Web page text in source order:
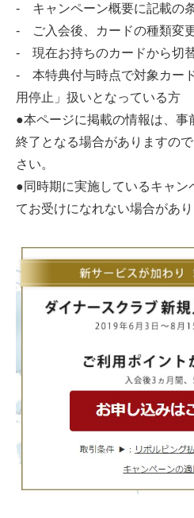
- キャンペーン概要に記載の
- ご入会後、カードの種類変
- 現在お持ちのカードから切
- 本特典付与時点で対象カー
用停止」扱いとなっている方
●本ページに掲載の情報は、事
終了となる場合がありますの
さい。
●同時期に実施しているキャン
てお受けになれない場合があり